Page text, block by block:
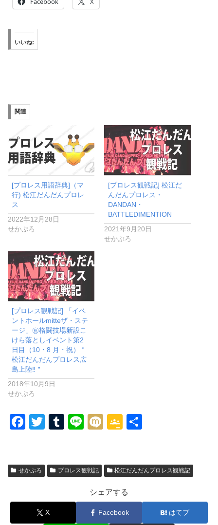
いいね:
関連
[プロレス用語辞典]（マ
行) 松江だんだんプロレ
ス
2022年12月28日
せかぷろ
[プロレス観戦記] 松江だ
んだんプロレス・
DANDAN・
BATTLEDIMENTION
2021年9月20日
せかぷろ
[プロレス観戦記] 「イベ
ントホールmitteザ・ステ
ージ」㊗️格闘技場新設こ
けら落としイベント第2
日目（10・8 月・祝）＂
松江だんだんプロレス広
島上陸‼️＂
2018年10月9日
せかぷろ
F
e
o
T
er
T
bl
Li
M
G
gl
e
Cl
a
せかぷろ プロレス観戦記 松江だんだんプロレス観戦記
シェアする
X Facebook はてブ